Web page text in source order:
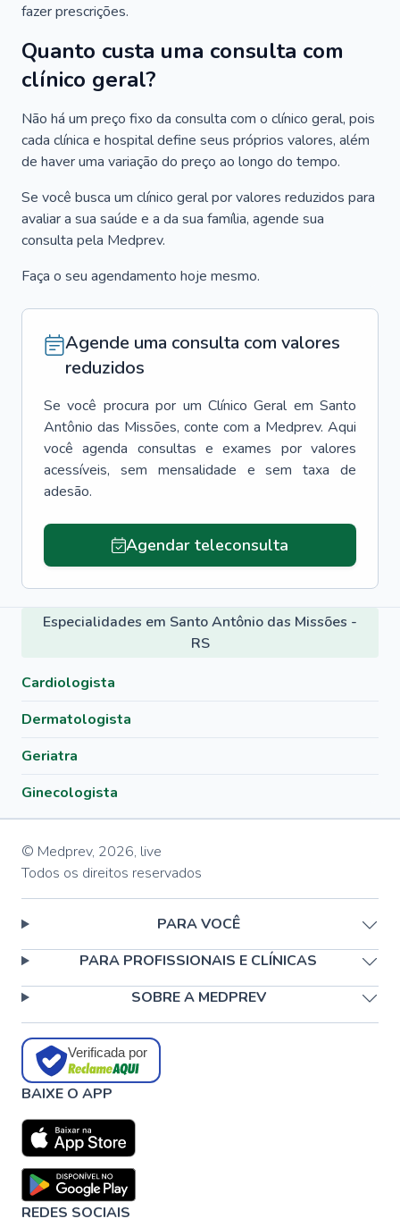
fazer prescrições.
Quanto custa uma consulta com
clínico geral?
Não há um preço fixo da consulta com o clínico geral, pois
cada clínica e hospital define seus próprios valores, além
de haver uma variação do preço ao longo do tempo.
Se você busca um clínico geral por valores reduzidos para
avaliar a sua saúde e a da sua família, agende sua
consulta pela Medprev.
Faça o seu agendamento hoje mesmo.
Agende uma consulta com valores
reduzidos
Se você procura por um Clínico Geral em Santo
Antônio das Missões, conte com a Medprev. Aqui
você agenda consultas e exames por valores
acessíveis, sem mensalidade e sem taxa de
adesão.
Agendar teleconsulta
Especialidades em Santo Antônio das Missões -
RS
Cardiologista
Dermatologista
Geriatra
Ginecologista
© Medprev, 2026, live
Todos os direitos reservados
PARA VOCÊ
PARA PROFISSIONAIS E CLÍNICAS
SOBRE A MEDPREV
Verificada por
BAIXE O APP
REDES SOCIAIS